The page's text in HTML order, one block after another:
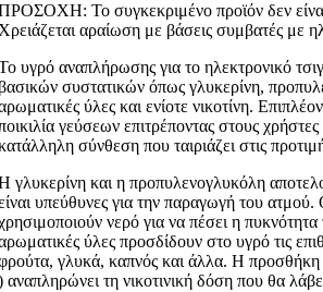
Το συγκεκριμένο προϊόν δεν
αραίωση με βάσεις συμβατές με
υγρό αναπλήρωσης για το ηλεκτρονικό
συστατικών όπως γλυκερίνη,
ύλες και ενίοτε νικοτίνη.
γεύσεων επιτρέποντας στους
σύνθεση που ταιριάζει στις
γλυκερίνη και η προπυλενογλυκόλη
υπεύθυνες για την παραγωγή του
νερό για να πέσει η
ύλες προσδίδουν στο υγρό τις
γλυκά, καπνός και άλλα. Η προσθήκη
αναπληρώνει τη νικοτινική δόση που θα